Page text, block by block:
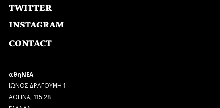
TWITTER
INSTAGRAM
CONTACT
αθηΝΕΑ
ΙΩΝΟΣ ΔΡΑΓΟΥΜΗ 1
ΑΘΗΝΑ, 115 28